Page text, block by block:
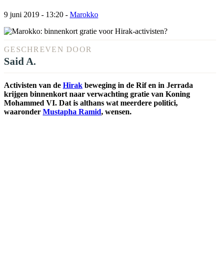
9 juni 2019 - 13:20 - Marokko
GESCHREVEN DOOR
Said A.
Activisten van de Hirak beweging in de Rif en in Jerrada
krijgen binnenkort naar verwachting gratie van Koning
Mohammed VI. Dat is althans wat meerdere politici,
waaronder Mustapha Ramid, wensen.